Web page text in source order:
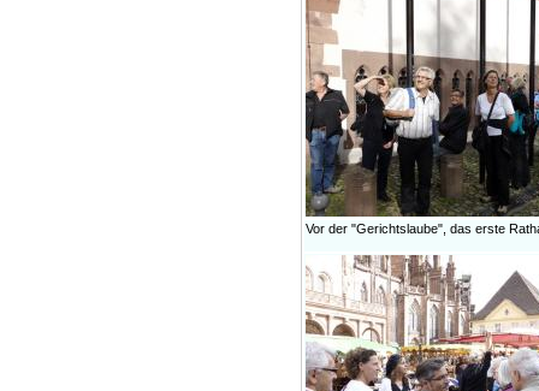
Vor der "Gerichtslaube", das erste